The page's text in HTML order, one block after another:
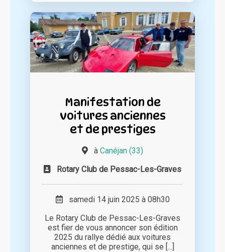
Manifestation de
voitures anciennes
et de prestiges
à Canéjan (33)
Rotary Club de Pessac-Les-Graves
samedi 14 juin 2025 à 08h30
Le Rotary Club de Pessac-Les-Graves
est fier de vous annoncer son édition
2025 du rallye dédié aux voitures
anciennes et de prestige, qui se [...]